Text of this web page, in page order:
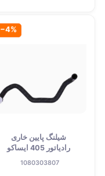
‎−4%
شیلنگ پایین خاری
رادیاتور 405 ایساکو
1080303807